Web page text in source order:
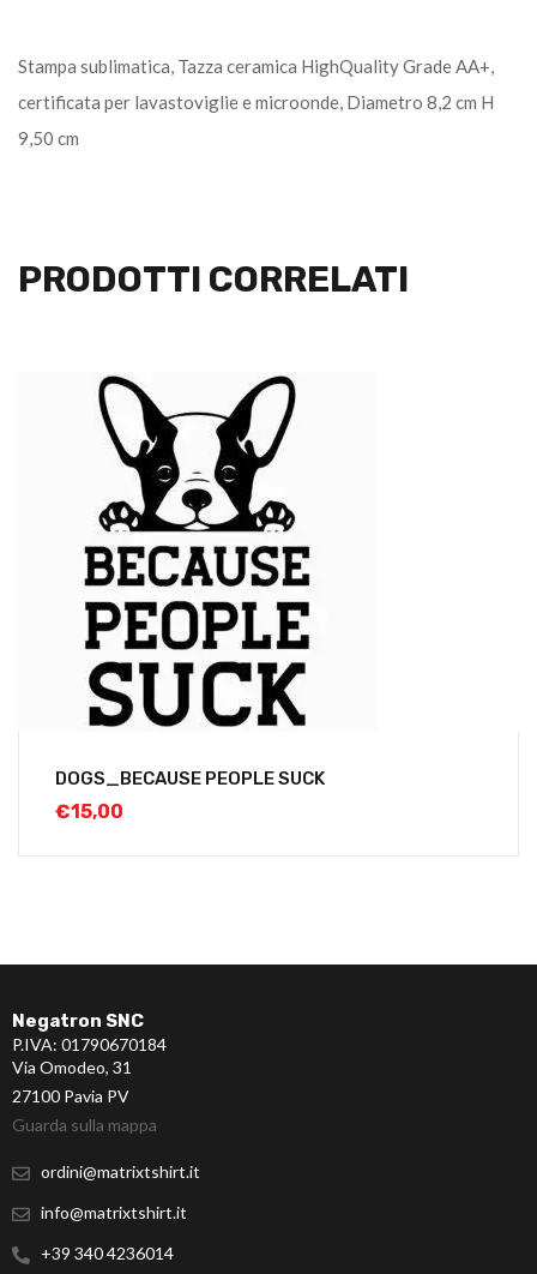
Stampa sublimatica, Tazza ceramica HighQuality Grade AA+,
certificata per lavastoviglie e microonde, Diametro 8,2 cm H
9,50 cm
PRODOTTI CORRELATI
DOGS_BECAUSE PEOPLE SUCK
€15,00
Negatron SNC
P.IVA: 01790670184
Via Omodeo, 31
27100 Pavia PV
Guarda sulla mappa
ordini@matrixtshirt.it
info@matrixtshirt.it
+39 340 4236014